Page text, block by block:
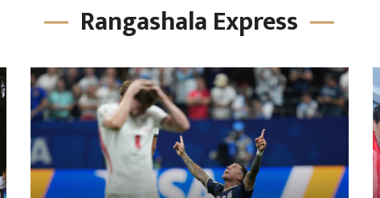
Rangashala Express